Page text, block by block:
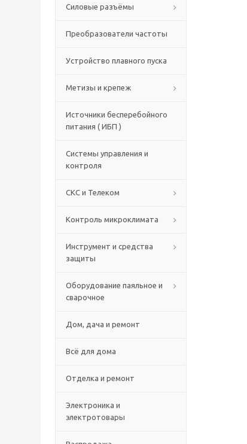
Силовые разъёмы
Преобразователи частоты
Устройство плавного пуска
Метизы и крепеж
Источники бесперебойного
питания ( ИБП )
Системы управления и
контроля
СКС и Телеком
Контроль микроклимата
Инструмент и средства
защиты
Оборудование паяльное и
сварочное
Дом, дача и ремонт
Всё для дома
Отделка и ремонт
Электроника и
электротовары